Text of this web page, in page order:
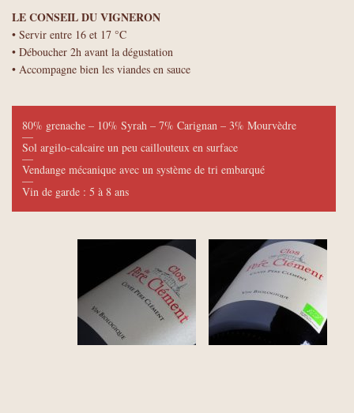
LE CONSEIL DU VIGNERON
• Servir entre 16 et 17 °C
• Déboucher 2h avant la dégustation
• Accompagne bien les viandes en sauce
80% grenache – 10% Syrah – 7% Carignan – 3% Mourvèdre
—
Sol argilo-calcaire un peu caillouteux en surface
—
Vendange mécanique avec un système de tri embarqué
—
Vin de garde : 5 à 8 ans